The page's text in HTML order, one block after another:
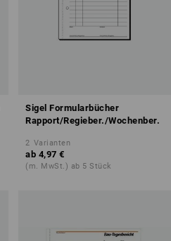
Sigel Formularbücher
Rapport/Regieber./Wochenber.
2 Varianten
ab 4,97 €
(m. MwSt.) ab 5 Stück